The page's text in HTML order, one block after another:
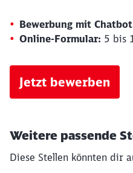
Bewerbung mit
Online-Formular: 5 bis
Jetzt bewerben
Weitere passende
Diese Stellen könnten dir